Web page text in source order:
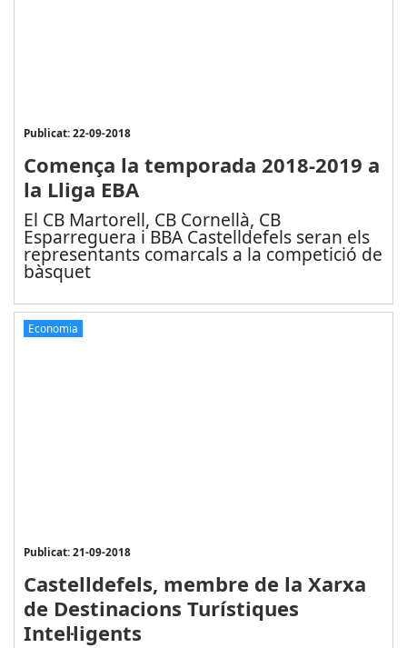
Publicat: 22-09-2018
Comença la temporada 2018-2019 a
la Lliga EBA
El CB Martorell, CB Cornellà, CB
Esparreguera i BBA Castelldefels seran els
representants comarcals a la competició de
bàsquet
Economia
Publicat: 21-09-2018
Castelldefels, membre de la Xarxa
de Destinacions Turístiques
Intel·ligents